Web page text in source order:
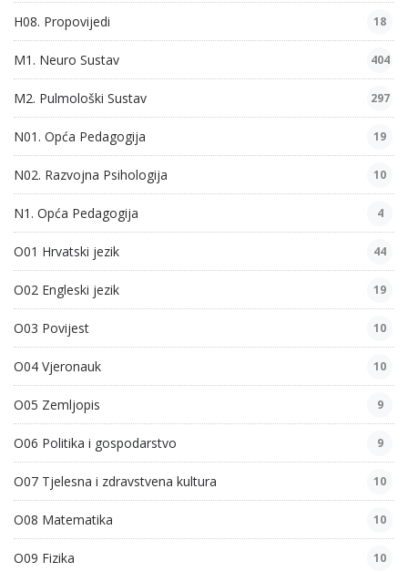
H08. Propovijedi 18
M1. Neuro Sustav 404
M2. Pulmološki Sustav 297
N01. Opća Pedagogija 19
N02. Razvojna Psihologija 10
N1. Opća Pedagogija 4
O01 Hrvatski jezik 44
O02 Engleski jezik 19
O03 Povijest 10
O04 Vjeronauk 10
O05 Zemljopis 9
O06 Politika i gospodarstvo 9
O07 Tjelesna i zdravstvena kultura 10
O08 Matematika 10
O09 Fizika 10